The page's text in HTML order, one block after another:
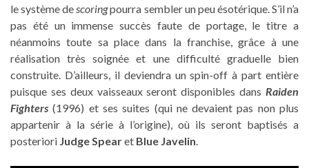
le système descoringpourra sembler un peu ésotérique. S’il n’a
pas été un immense succès faute de portage, le titre a
néanmoins toute sa place dans la franchise, grâce à une
réalisation très soignée et une difficulté graduelle bien
construite. D’ailleurs, il deviendra un spin-off à part entière
puisque ses deux vaisseaux seront disponibles dans Raiden
Fighters (1996) et ses suites (qui ne devaient pas non plus
appartenir à la série à l’origine), où ils seront baptisés a
posteriori Judge Spearet Blue Javelin.